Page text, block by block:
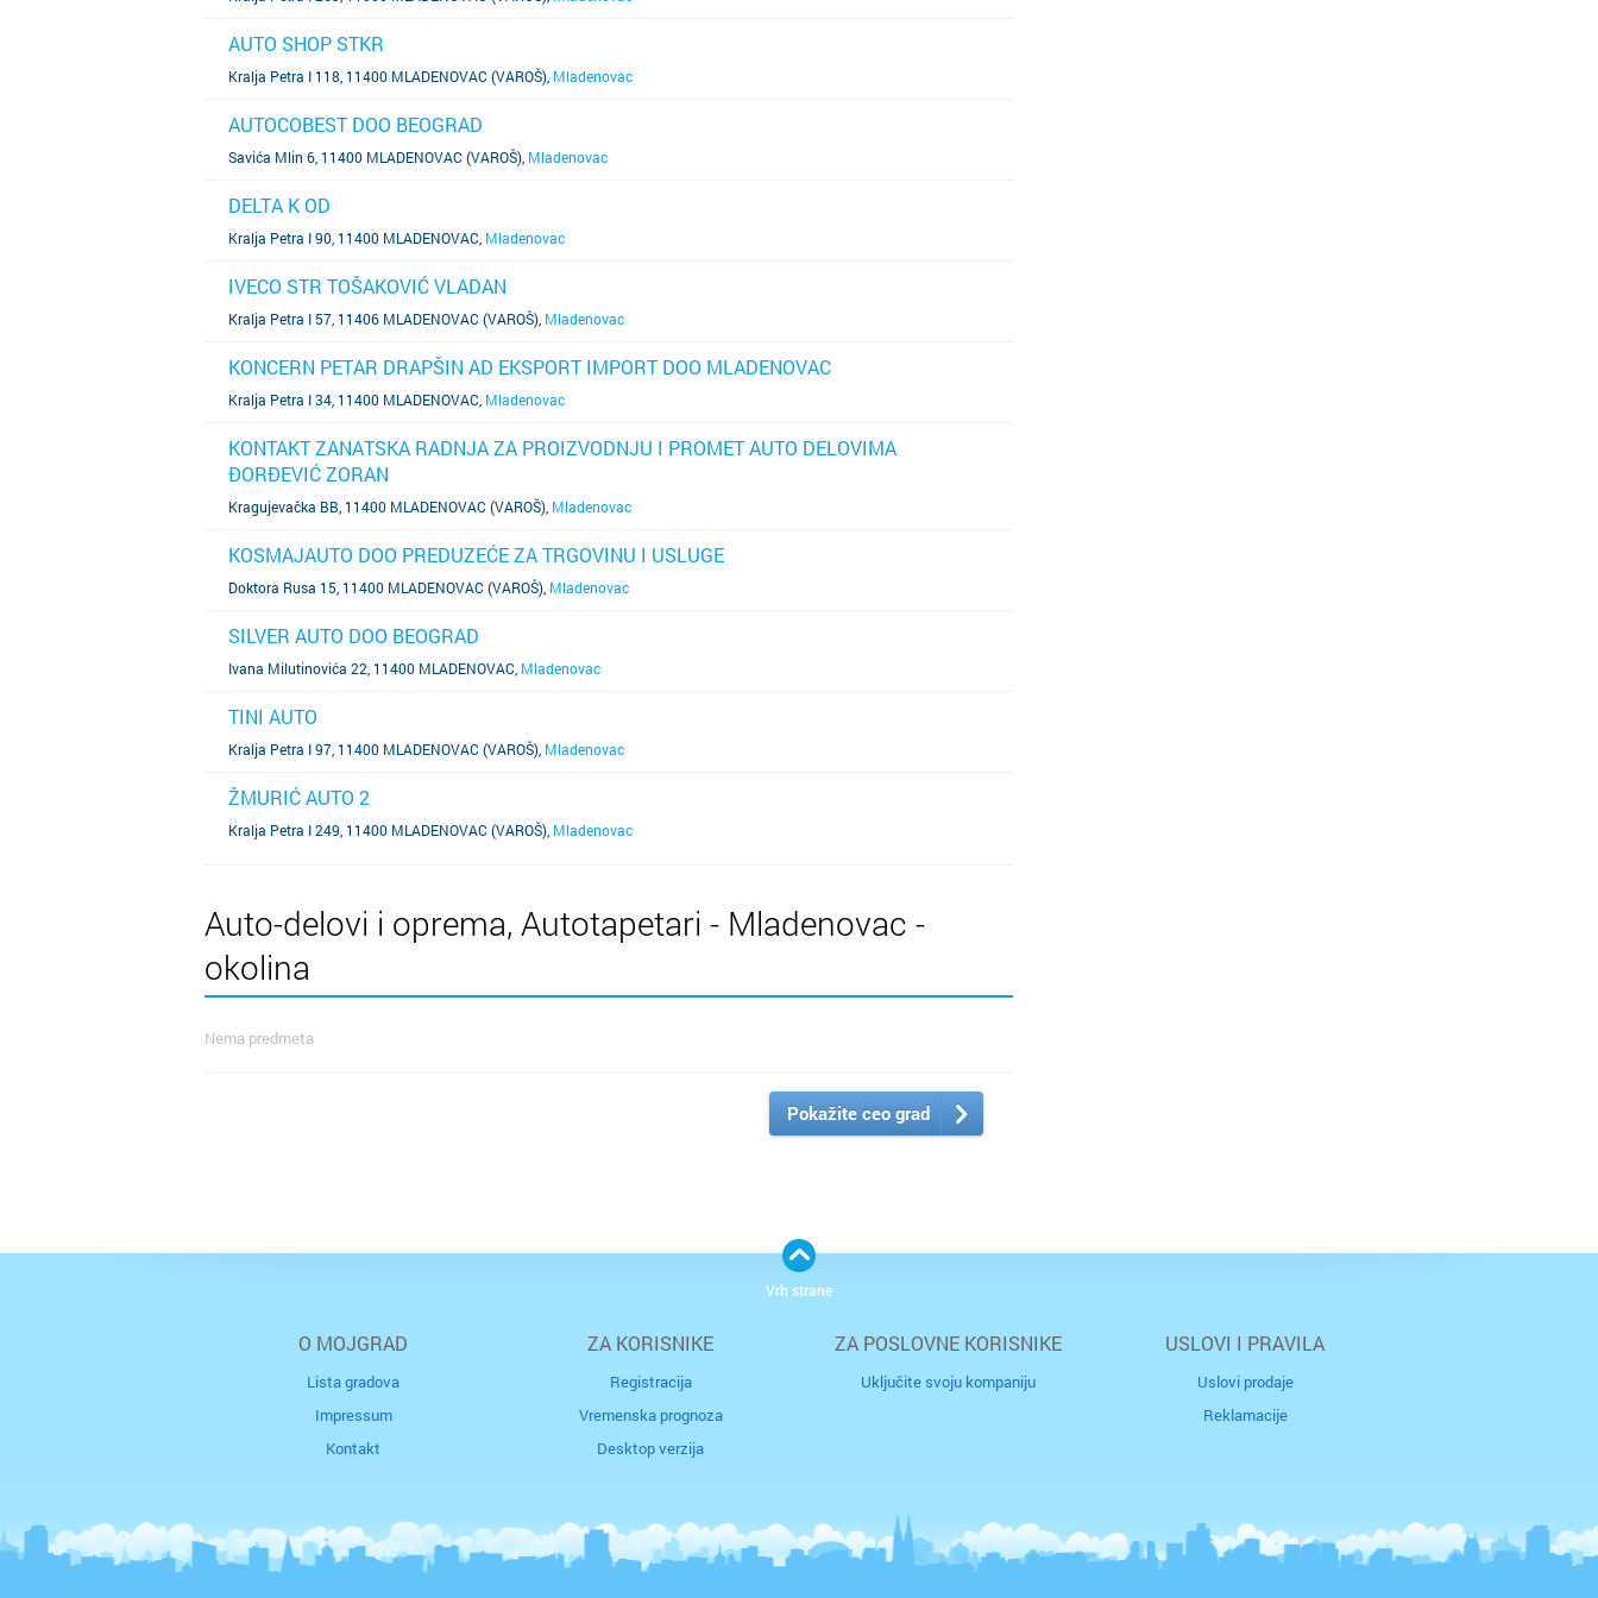
AUTO SHOP STKR
Kralja Petra I 118, 11400 MLADENOVAC (VAROŠ) Mladenovac
AUTOCOBEST DOO BEOGRAD
Savića Mlin 6, 11400 MLADENOVAC (VAROŠ) Mladenovac
DELTA K OD
Kralja Petra I 90, 11400 MLADENOVAC Mladenovac
IVECO STR TOŠAKOVIĆ VLADAN
Kralja Petra I 57, 11406 MLADENOVAC (VAROŠ) Mladenovac
KONCERN PETAR DRAPŠIN AD EKSPORT IMPORT DOO MLADENOVAC
Kralja Petra I 34, 11400 MLADENOVAC Mladenovac
KONTAKT ZANATSKA RADNJA ZA PROIZVODNJU I PROMET AUTO DELOVIMA
ĐORĐEVIĆ ZORAN
Kragujevačka BB, 11400 MLADENOVAC (VAROŠ) Mladenovac
KOSMAJAUTO DOO PREDUZEĆE ZA TRGOVINU I USLUGE
Doktora Rusa 15, 11400 MLADENOVAC (VAROŠ) Mladenovac
SILVER AUTO DOO BEOGRAD
Ivana Milutinovića 22, 11400 MLADENOVAC Mladenovac
TINI AUTO
Kralja Petra I 97, 11400 MLADENOVAC (VAROŠ) Mladenovac
ŽMURIĆ AUTO 2
Kralja Petra I 249, 11400 MLADENOVAC (VAROŠ) Mladenovac
Auto-delovi i oprema, Autotapetari - Mladenovac -
okolina
Nema predmeta
Pokažite ceo grad
O MOJGRAD
Lista gradova
Impressum
Kontakt
ZA KORISNIKE
Registracija
Vremenska prognoza
Desktop verzija
ZA POSLOVNE KORISNIKE
Uključite svoju kompaniju
USLOVI I PRAVILA
Uslovi prodaje
Reklamacije
Vrh strane